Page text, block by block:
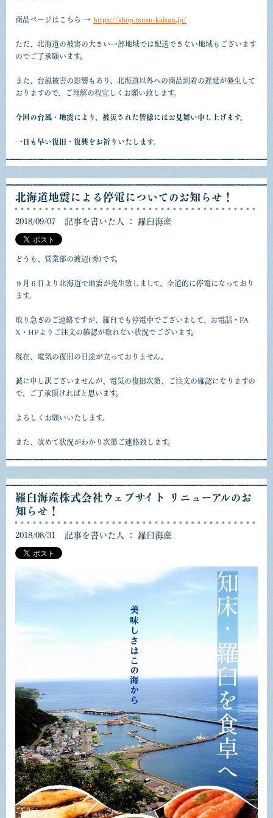
商品ページはこちら → https://shop.rausu-kaisan.jp/
ただ、北海道の被害の大きい一部地域では配送できない地域もございます
のでご了承願います。
また、台風被害の影響もあり、北海道以外への商品到着の遅延が発生して
おりますので、ご理解の程宜しくお願い致します。
今回の台風・地震により、被災された皆様にはお見舞い申し上げます。
一日も早い復旧・復興をお祈りいたします。
北海道地震による停電についてのお知らせ！
2018/09/07 記事を書いた人 ： 羅臼海産
どうも、営業部の渡辺(秀)です。
９月６日より北海道で地震が発生致しまして、全道的に停電になっており
ます。
取り急ぎのご連絡ですが、羅臼でも停電中でございまして、お電話・FA
X・HPよりご注文の確認が取れない状況でございます。
現在、電気の復旧の目途が立っておりません。
誠に申し訳ございませんが、電気の復旧次第、ご注文の確認になりますの
で、ご了承頂ければと思います。
よろしくお願いいたします。
また、改めて状況がわかり次第ご連絡致します。
羅臼海産株式会社ウェブサイト リニューアルのお
知らせ！
2018/08/31 記事を書いた人 ： 羅臼海産